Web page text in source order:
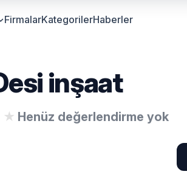
FirmalarKategorilerHaberler
inşaat
Henüz değerlendirme yok